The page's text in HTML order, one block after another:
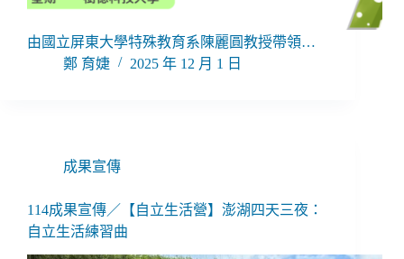
由國立屏東大學特殊教育系陳麗圓教授帶領…
鄭 育婕
2025 年 12 月 1 日
成果宣傳
114成果宣傳／【自立生活營】澎湖四天三夜：
自立生活練習曲